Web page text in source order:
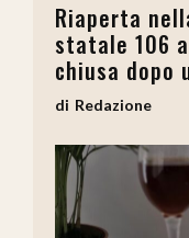
Riaperta
statale 106
chiusa dopo
Redazione